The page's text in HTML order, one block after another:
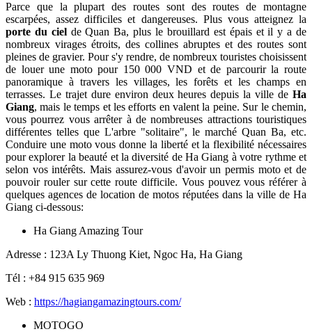
Parce que la plupart des routes sont des routes de montagne
escarpées, assez difficiles et dangereuses. Plus vous atteignez la
porte du cielde Quan Ba, plus le brouillard est épais et il y a de
nombreux virages étroits, des collines abruptes et des routes sont
pleines de gravier. Pour s'y rendre, de nombreux touristes choisissent
de louer une moto pour 150 000 VND et de parcourir la route
panoramique à travers les villages, les forêts et les champs en
terrasses. Le trajet dure environ deux heures depuis la ville de Ha
Giang, mais le temps et les efforts en valent la peine. Sur le chemin,
vous pourrez vous arrêter à de nombreuses attractions touristiques
différentes telles que L'arbre "solitaire", le marché Quan Ba, etc.
Conduire une moto vous donne la liberté et la flexibilité nécessaires
pour explorer la beauté et la diversité de Ha Giang à votre rythme et
selon vos intérêts. Mais assurez-vous d'avoir un permis moto et de
pouvoir rouler sur cette route difficile. Vous pouvez vous référer à
quelques agences de location de motos réputées dans la ville de Ha
Giang ci-dessous:
Ha Giang Amazing Tour
Adresse : 123A Ly Thuong Kiet, Ngoc Ha, Ha Giang
Tél : +84 915 635 969
Web : https://hagiangamazingtours.com/
MOTOGO